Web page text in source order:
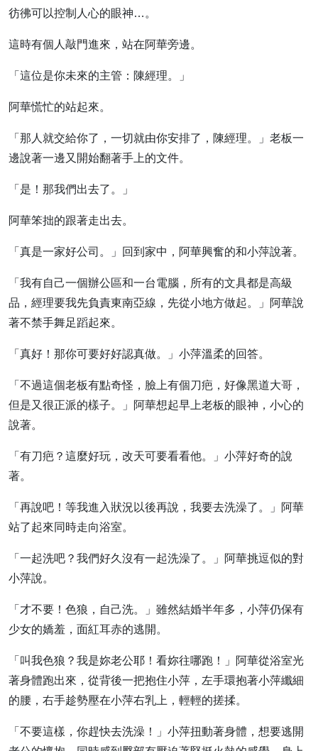
彷彿可以控制人心的眼神…。
這時有個人敲門進來，站在阿華旁邊。
「這位是你未來的主管：陳經理。」
阿華慌忙的站起來。
「那人就交給你了，一切就由你安排了，陳經理。」老板一
邊說著一邊又開始翻著手上的文件。
「是！那我們出去了。」
阿華笨拙的跟著走出去。
「真是一家好公司。」回到家中，阿華興奮的和小萍說著。
「我有自己一個辦公區和一台電腦，所有的文具都是高級
品，經理要我先負責東南亞線，先從小地方做起。」阿華說
著不禁手舞足蹈起來。
「真好！那你可要好好認真做。」小萍溫柔的回答。
「不過這個老板有點奇怪，臉上有個刀疤，好像黑道大哥，
但是又很正派的樣子。」阿華想起早上老板的眼神，小心的
說著。
「有刀疤？這麼好玩，改天可要看看他。」小萍好奇的說
著。
「再說吧！等我進入狀況以後再說，我要去洗澡了。」阿華
站了起來同時走向浴室。
「一起洗吧？我們好久沒有一起洗澡了。」阿華挑逗似的對
小萍說。
「才不要！色狼，自己洗。」雖然結婚半年多，小萍仍保有
少女的嬌羞，面紅耳赤的逃開。
「叫我色狼？我是妳老公耶！看妳往哪跑！」阿華從浴室光
著身體跑出來，從背後一把抱住小萍，左手環抱著小萍纖細
的腰，右手趁勢壓在小萍右乳上，輕輕的搓揉。
「不要這樣，你趕快去洗澡！」小萍扭動著身體，想要逃開